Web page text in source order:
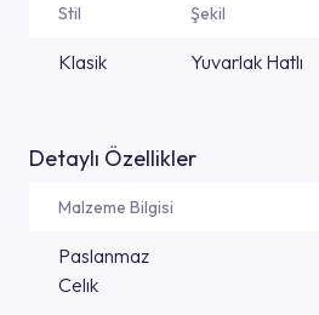
Stil Şekil
Klasik Yuvarlak Hatlı
Detaylı Özellikler
Malzeme Bilgisi
Paslanmaz
Celık